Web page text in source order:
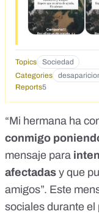
Topics Sociedad
Categories
Reports5
“Mi hermana ha
conmigo
mensaje para
afectadas y que
amigos”. Este
sociales durante el